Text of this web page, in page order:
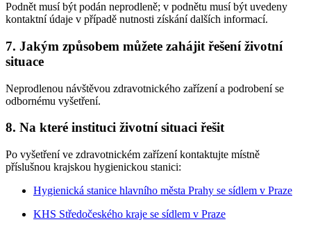
Podnět musí být podán neprodleně; v podnětu musí být uvedeny
kontaktní údaje v případě nutnosti získání dalších informací.
7. Jakým způsobem můžete zahájit řešení životní
situace
Neprodlenou návštěvou zdravotnického zařízení a podrobení se
odbornému vyšetření.
8. Na které instituci životní situaci řešit
Po vyšetření ve zdravotnickém zařízení kontaktujte místně
příslušnou krajskou hygienickou stanici:
Hygienická stanice hlavního města Prahy se sídlem v Praze
KHS Středočeského kraje se sídlem v Praze